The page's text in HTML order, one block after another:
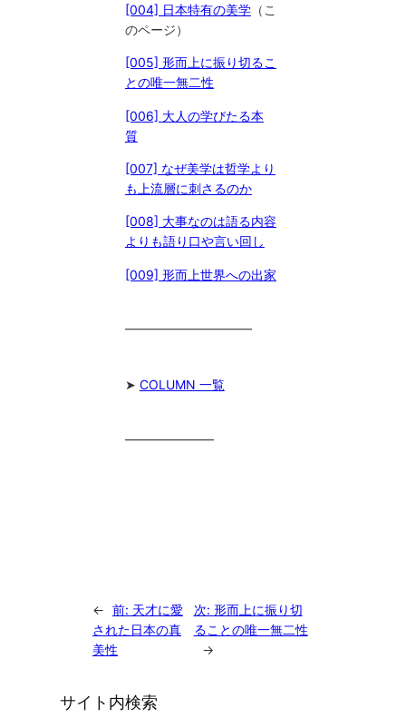
[004] 日本特有の美学（こ
のページ）
[005] 形而上に振り切るこ
との唯一無二性
[006] 大人の学びたる本
質
[007] なぜ美学は哲学より
も上流層に刺さるのか
[008] 大事なのは語る内容
よりも語り口や言い回し
[009] 形而上世界への出家
━━━━━━━━━━
➤ COLUMN 一覧
━━━━━━━
← 前: 天才に愛
された日本の真
美性
次: 形而上に振り切
ることの唯一無二性
→
サイト内検索